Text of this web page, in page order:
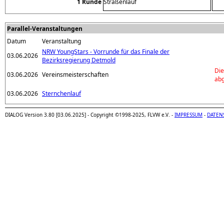
1 Runde Straßenlauf
Parallel-Veranstaltungen
Datum
Veranstaltung
03.06.2026 NRW YoungStars - Vorrunde für das Finale der
Bezirksregierung Detmold
03.06.2026 Vereinsmeisterschaften
03.06.2026 Sternchenlauf
DIALOG Version 3.80 [03.06.2025] - Copyright ©1998-2025, FLVW e.V. - IMPRESSUM -